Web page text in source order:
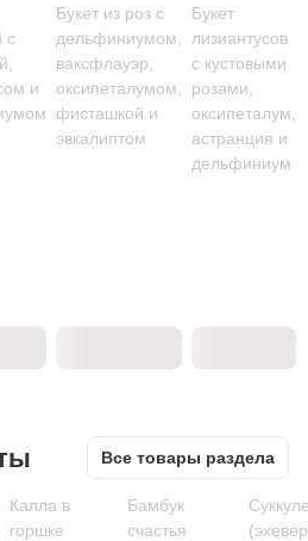
с
и
Букет из роз с
дельфиниумом,
ваксфлауэр,
оксипеталумом,
фисташкой и
эвкалиптом
Букет
лизиантусов
с кустовыми
розами,
оксипеталум,
астранция и
дельфиниум
Все товары раздела
Калла в
горшке
Бамбук
счастья